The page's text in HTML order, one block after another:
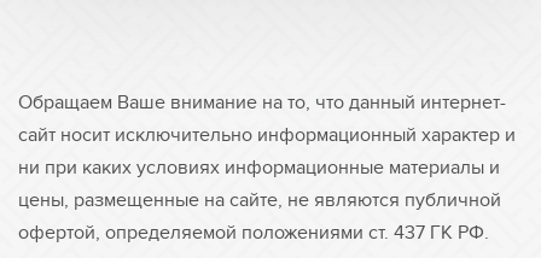
Обращаем Ваше внимание на то, что данный интернет-
сайт носит исключительно информационный характер и
ни при каких условиях информационные материалы и
цены, размещенные на сайте, не являются публичной
офертой, определяемой положениями ст. 437 ГК РФ.